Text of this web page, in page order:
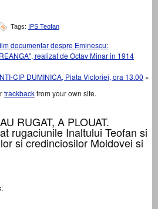
Tags: IPS Teofan
documentar despre Eminescu:
realizat de Octav Minar in 1914
CIP DUMINICA, Piata Victoriei, ora 13.00 »
trackbackfrom your own site.
RUGAT, A PLOUAT.
rugaciunile Inaltului Teofan si
si credinciosilor Moldovei si